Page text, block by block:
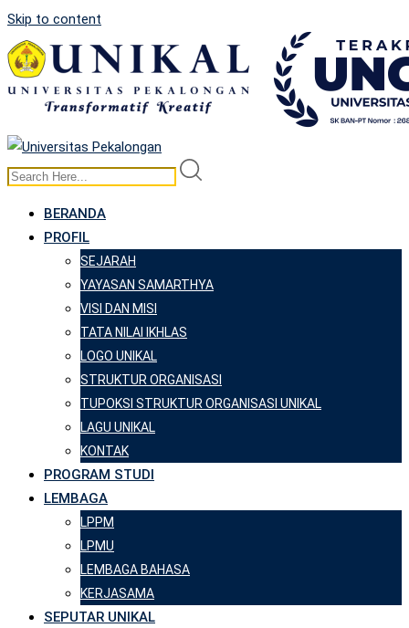
Skip to content
BERANDA
PROFIL
SEJARAH
YAYASAN SAMARTHYA
VISI DAN MISI
TATA NILAI IKHLAS
LOGO UNIKAL
STRUKTUR ORGANISASI
TUPOKSI STRUKTUR ORGANISASI UNIKAL
LAGU UNIKAL
KONTAK
PROGRAM STUDI
LEMBAGA
LPPM
LPMU
LEMBAGA BAHASA
KERJASAMA
SEPUTAR UNIKAL